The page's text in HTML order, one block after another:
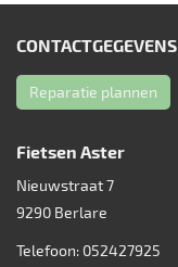
CONTACTGEGEVENS
Reparatie plannen
Fietsen Aster
Nieuwstraat 7
9290 Berlare
Telefoon: 052427925